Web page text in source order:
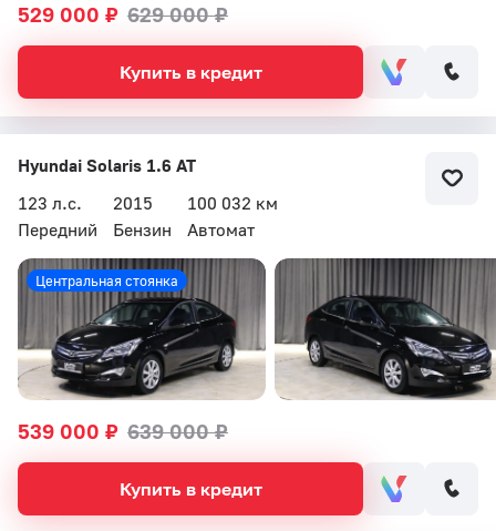
529 000 ₽ 629 000 ₽
Купить в кредит
Hyundai Solaris 1.6 AT
123 л.с.
2015
100 032 км
Передний
Бензин Автомат
539 000 ₽ 639 000 ₽
Центральная стоянка
Купить в кредит